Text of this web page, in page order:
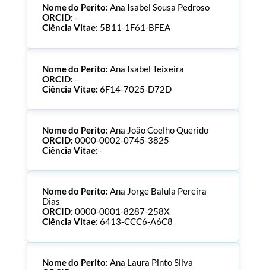
Nome do Perito: Ana Isabel Sousa Pedroso
ORCID: -
Ciência Vitae: 5B11-1F61-BFEA
Nome do Perito: Ana Isabel Teixeira
ORCID: -
Ciência Vitae: 6F14-7025-D72D
Nome do Perito: Ana João Coelho Querido
ORCID: 0000-0002-0745-3825
Ciência Vitae: -
Nome do Perito: Ana Jorge Balula Pereira
Dias
ORCID: 0000-0001-8287-258X
Ciência Vitae: 6413-CCC6-A6C8
Nome do Perito: Ana Laura Pinto Silva